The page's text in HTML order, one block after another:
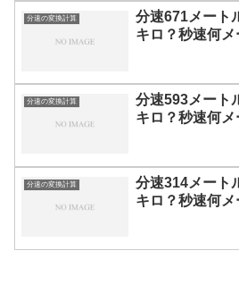
分速の変換計算
分速671メート
キロ？秒速何メ
分速の変換計算
分速593メート
キロ？秒速何メ
分速の変換計算
分速314メート
キロ？秒速何メ